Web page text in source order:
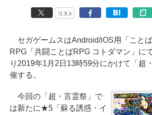
リスト
セガゲームスはAndroid/iOS用「こと
RPG「共闘ことばRPG コトダマン」に
り2019年1月2日13時59分にかけて「超
催する。
今回の「超・言霊祭」で
は新たに★5「蘇る誘惑・イ